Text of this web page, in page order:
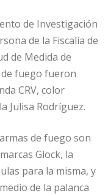
de Investigación
de la Fiscalía de
de Medida de
de fuego fueron
CRV, color
Julisa Rodríguez.
de fuego son
Glock, la
para la misma, y
de la palanca